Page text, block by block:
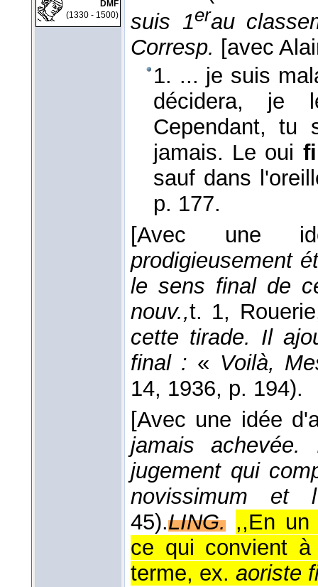
DMF
(1330 - 1500)
suis 1erau
Corresp. [avec
1. ... je suis
décidera, je
Cependant, tu
jamais. Le oui
sauf dans
p. 177.
[Avec une
prodigieusement
le sens final de
nouv.,t. 1, Rouerie
cette tirade. Il
final : « Voilà,
14, 1936, p. 194).
[Avec une idée
jamais
jugement qui
novissimum et
45).LING. ,,En un
ce qui convient à
terme, ex. aoriste